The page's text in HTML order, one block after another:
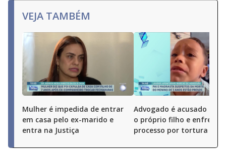
VEJA TAMBÉM
Mulher é impedida de entrar
em casa pelo ex-marido e
entra na Justiça
Advogado é acusado de
o próprio filho e enfrenta
processo por tortura